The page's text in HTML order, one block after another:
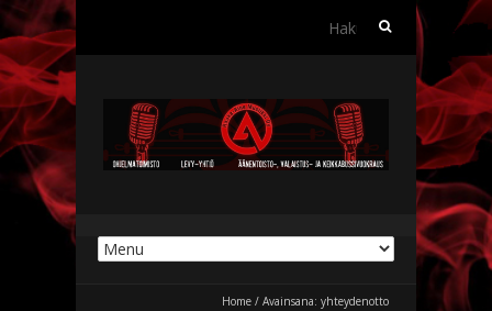
Haku:
Home / Avainsana: yhteydenotto